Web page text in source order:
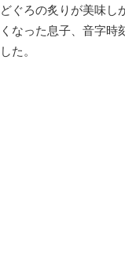
ぐろの炙りが美味し
なった息子、音字時
た。